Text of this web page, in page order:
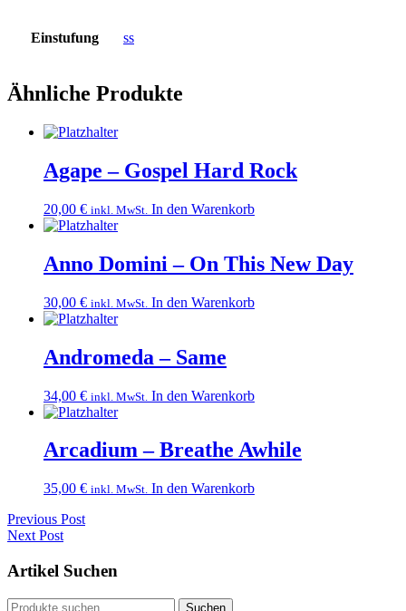
Einstufung ss
Ähnliche Produkte
Agape – Gospel Hard Rock
20,00 € inkl. MwSt. In den Warenkorb
Anno Domini – On This New Day
30,00 € inkl. MwSt. In den Warenkorb
Andromeda – Same
34,00 € inkl. MwSt. In den Warenkorb
Arcadium – Breathe Awhile
35,00 € inkl. MwSt. In den Warenkorb
Post
navigation
Previous Post
Previous
Next Post
Post:
Artikel Suchen
Suchen Suchen